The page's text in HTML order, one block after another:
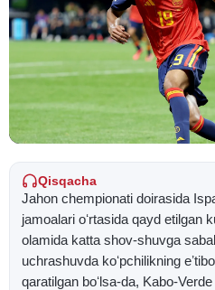
Qisqacha
Jahon chempionati doirasida
jamoalari oʻrtasida qayd etilgan
olamida katta shov-shuvga
uchrashuvda koʻpchilikning
qaratilgan boʻlsa-da, Kabo-